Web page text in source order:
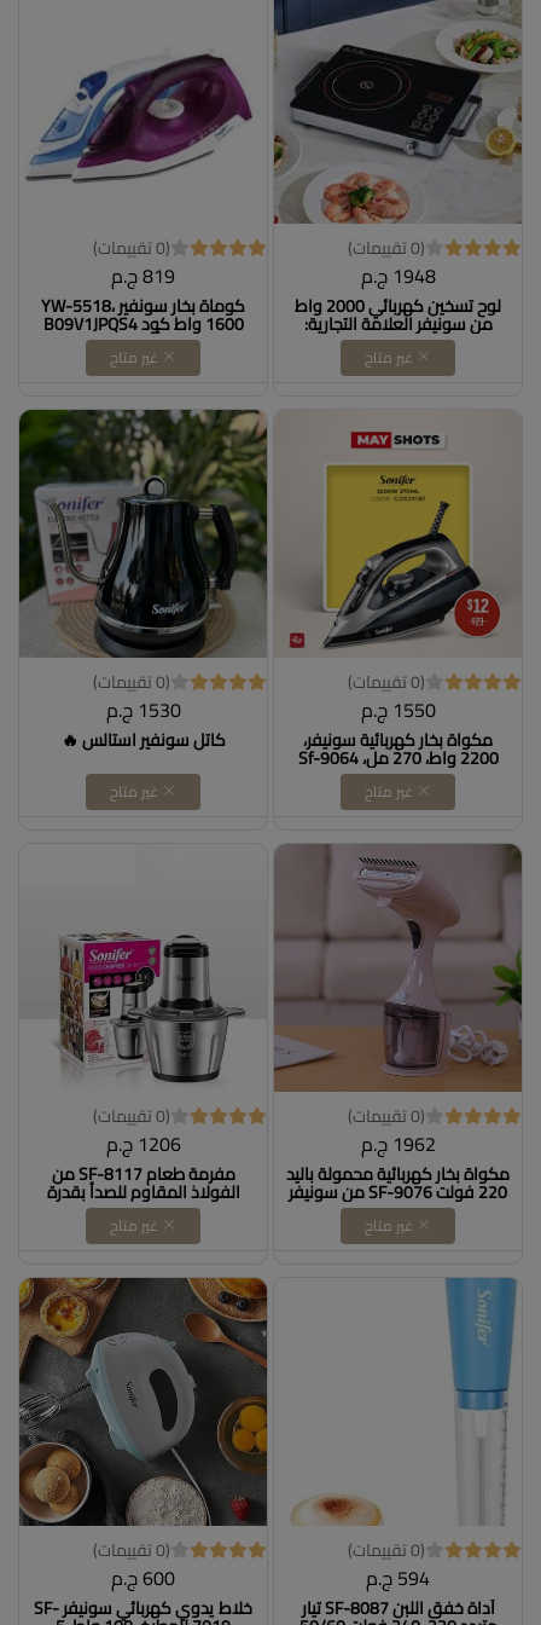
(0 تقييمات)
1948 ج.م
لوح تسخين كهربائي 2000 واط
من سونيفر العلامة التجارية:
جينيريك Dollars for imporT كود
B0CJ5V76YS
غير متاح
(0 تقييمات)
819 ج.م
كوماة بخار سونفير YW-5518،
1600 واط كود B09V1JPQS4
ممسحة دلو أكريليك G3 متعدد
الألوان كودB0CZ4FHFB9
DOLLAR FOR IMPORT
غير متاح
(0 تقييمات)
1550 ج.م
مكواة بخار كهربائية سونيفر،
2200 واط، 270 مل، Sf-9064
كود B0DDL3MJ5L DOLLAR
FOR IMPORT
غير متاح
(0 تقييمات)
1530 ج.م
كاتل سونفير استالس 🔥
غير متاح
(0 تقييمات)
1962 ج.م
مكواة بخار كهربائية محمولة باليد
220 فولت SF-9076 من سونيفر
غير متاح
(0 تقييمات)
1206 ج.م
مفرمة طعام SF-8117 من
الفولاذ المقاوم للصدأ بقدرة
500 وات، سعة 2.5 لتر من
سونيفر Dollars for import
B0F54Q8STZ
غير متاح
(0 تقييمات)
594 ج.م
أداة خفق اللبن SF-8087 تيار
(0 تقييمات)
600 ج.م
خلاط يدوي كهربائي سونيفر SF-